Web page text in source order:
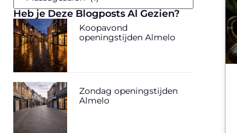
Heb je Deze Blogposts Al Gezien?
Koopavond
openingstijden Almelo
Zondag openingstijden
Almelo